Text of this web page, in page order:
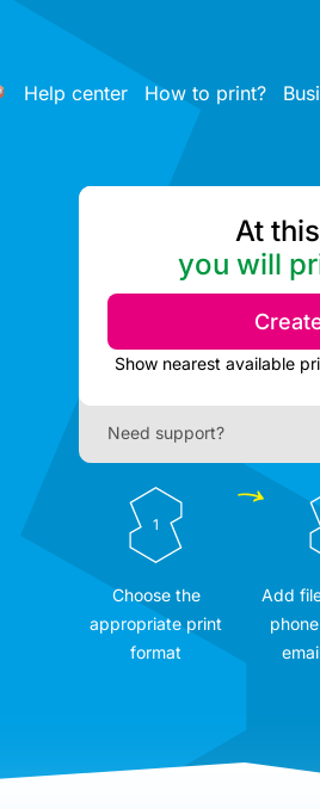
Help center How to print?
At
you will
Need support?
1
Choose the
appropriate print
format
Add